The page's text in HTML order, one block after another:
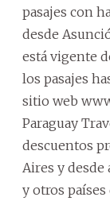
pasajes con
desde
está vigente
los pasajes
sitio web
Paraguay
descuentos
Aires y
y otros